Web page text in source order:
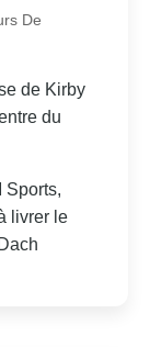
De
de Kirby
du
Sports,
livrer le